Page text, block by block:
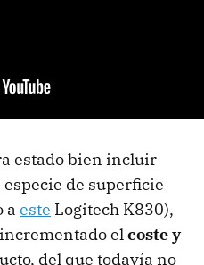
estado bien incluir
de superficie
a este Logitech K830),
elcoste y
del que todavía no